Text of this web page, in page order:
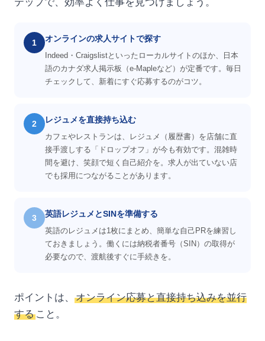
テップで、効率よく仕事を見つけましょう。
1 オンラインの求人サイトで探す
Indeed・Craigslistといったローカルサイトのほか、日本
語のカナダ求人掲示板（e-Mapleなど）が定番です。毎日
チェックして、新着にすぐ応募するのがコツ。
2 レジュメを直接持ち込む
カフェやレストランは、レジュメ（履歴書）を店舗に直
接手渡しする「ドロップオフ」が今も有効です。混雑時
間を避け、笑顔で短く自己紹介を。求人が出ていない店
でも採用につながることがあります。
3 英語レジュメとSINを準備する
英語のレジュメは1枚にまとめ、簡単な自己PRを練習し
ておきましょう。働くには納税者番号（SIN）の取得が
必要なので、渡航後すぐに手続きを。
ポイントは、
オンライン応募と直接持ち込みを並行
すること。